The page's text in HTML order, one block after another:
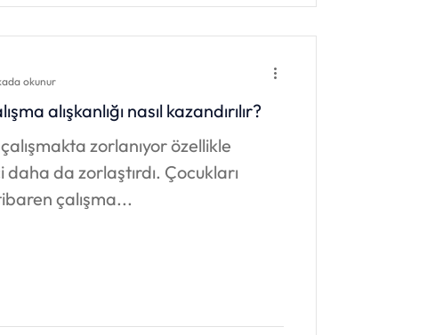
alışkanlığı nasıl kazandırılır?
zorlanıyor özellikle
da zorlaştırdı. Çocukları
çalışma...
okunur